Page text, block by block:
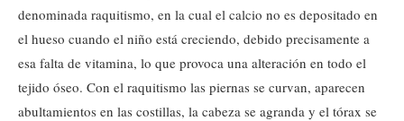
denominada raquitismo, en la cual el calcio no es depositado en
el hueso cuando el niño está creciendo, debido precisamente a
esa falta de vitamina, lo que provoca una alteración en todo el
tejido óseo. Con el raquitismo las piernas se curvan, aparecen
abultamientos en las costillas, la cabeza se agranda y el tórax se